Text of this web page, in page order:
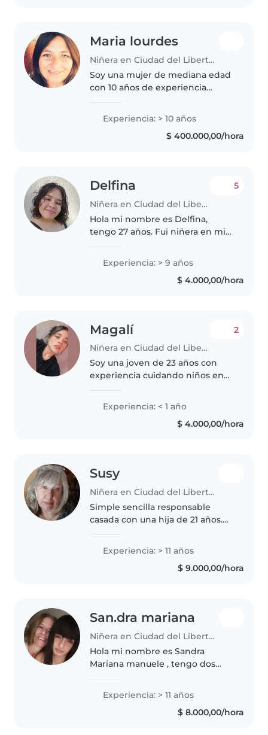
Maria lourdes
Niñera en Ciudad del Libertador General San Martín
Soy una mujer de mediana edad
con 10 años de experiencia
adolescentes. Soy divertida,
responsable y muy paciente.
Tengo un título de bachiller de
Experiencia: > 10 años
$ 400.000,00/hora
Delfina
Niñera en Ciudad del Libertador General San Martín
5
Hola mi nombre es Delfina,
tengo 27 años. Fui niñera en mi
niños de entre meses a 10 años.
Soy estimuladora temprana,..
Experiencia: > 9 años
$ 4.000,00/hora
Magalí
Niñera en Ciudad del Libertador General San Martín
2
Soy una joven de 23 años con
experiencia cuidando niños en
de actividades creativas como
dibujar, música y juegos.
Además, me siento cómoda
Experiencia: < 1 año
$ 4.000,00/hora
Susy
Niñera en Ciudad del Libertador General San Martín
Simple sencilla responsable
casada con una hija de 21 años.
San Martín y Gral Paz hacia plaza
principal. Edad 62 años. jubilada.
soy CUIDÁDORA. Me gusta..
Experiencia: > 11 años
$ 9.000,00/hora
San.dra mariana
Niñera en Ciudad del Libertador General San Martín
Hola mi nombre es Sandra
Mariana manuele , tengo dos
y Gastón de 21 ,he trabajado en
empresas y también en casas de
familia , actualmente estoy
Experiencia: > 11 años
$ 8.000,00/hora